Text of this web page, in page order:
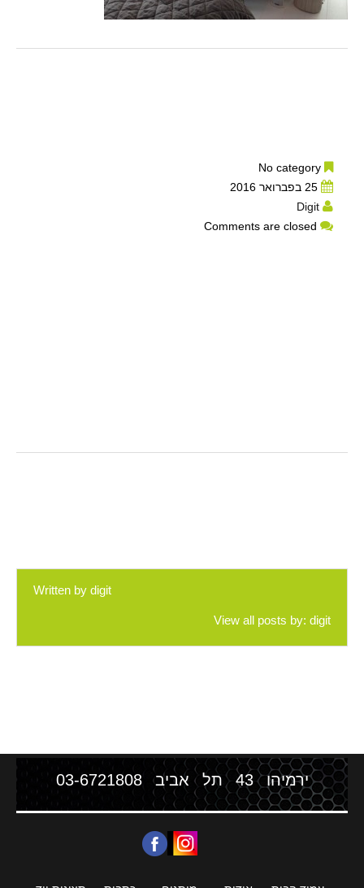
25 בפברואר 2016
Digit
Comments are closed
Written by digit
View all posts by: digit
ירמיהו 43 תל אביב 03-6721808